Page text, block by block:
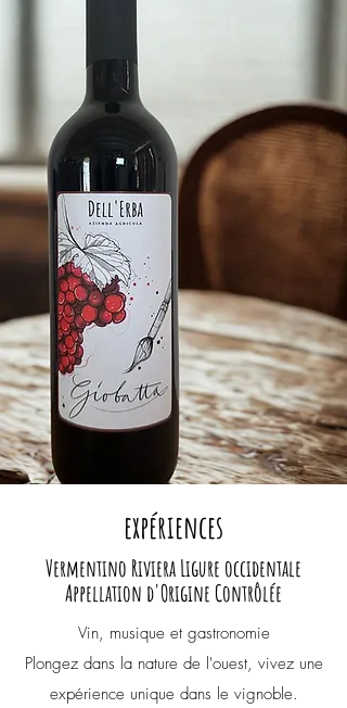
expériences
Vermentino Riviera Ligure occidentale
Appellation d'Origine Contrôlée
Vin, musique et gastronomie
Plongez dans la nature de l'ouest, vivez une
expérience unique dans le vignoble.